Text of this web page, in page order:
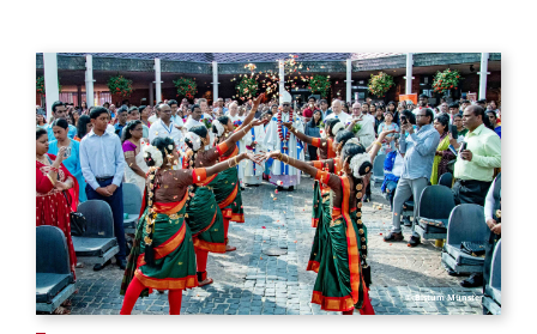
© Bistum Münster